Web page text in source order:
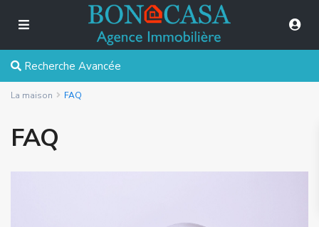
Recherche Avancée
La maison FAQ
FAQ